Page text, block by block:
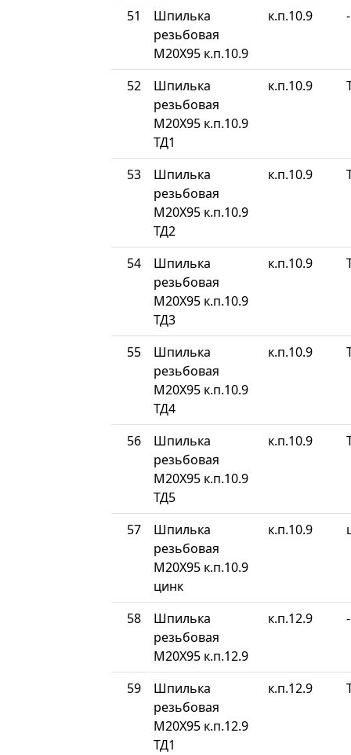
51
Шпилька
резьбовая
М20Х95 к.п.10.9
к.п.10.9 -
52
Шпилька
резьбовая
М20Х95 к.п.10.9
ТД1
к.п.10.9
53
Шпилька
резьбовая
М20Х95 к.п.10.9
ТД2
к.п.10.9
54
Шпилька
резьбовая
М20Х95 к.п.10.9
ТД3
к.п.10.9
55
Шпилька
резьбовая
М20Х95 к.п.10.9
ТД4
к.п.10.9
56
Шпилька
резьбовая
М20Х95 к.п.10.9
ТД5
к.п.10.9
57
Шпилька
резьбовая
М20Х95 к.п.10.9
цинк
к.п.10.9
58
Шпилька
резьбовая
М20Х95 к.п.12.9
к.п.12.9 -
59
Шпилька
резьбовая
М20Х95 к.п.12.9
ТД1
к.п.12.9